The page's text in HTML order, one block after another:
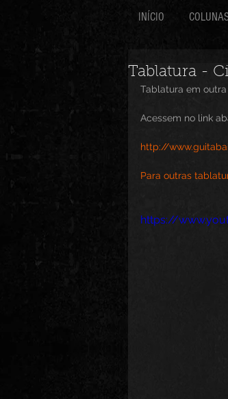
INÍCIO
Tablatura -
Tablatura em
Acessem no link
http://
Para outras
https://